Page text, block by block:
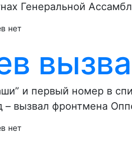
Генеральной
нет
и первый номер в
– вызвал фронтмена
нет